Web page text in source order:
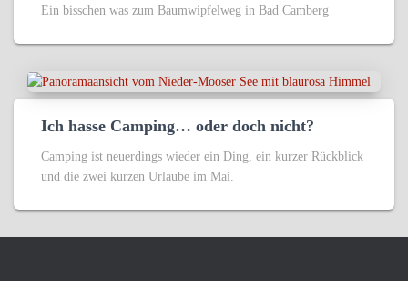
Ein bisschen was zum Baumwipfelweg in Bad Camberg
Ich hasse Camping… oder doch nicht?
Camping ist neuerdings wieder ein Ding, ein kurzer Rückblick
und die zwei kurzen Urlaube im Mai.